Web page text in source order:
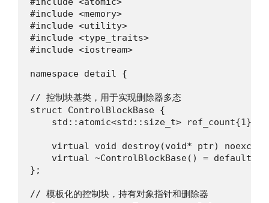
#include <memory>
#include <utility>
#include <type_traits>
#include <iostream>
namespace detail {
// 控制块基类，用于实现删除器多态
struct ControlBlockBase {
    std::atomic<std::size_t> ref_count{1};
virtual void destroy(void* ptr)
    virtual ~ControlBlockBase() = default;
};
// 模板化的控制块，持有对象指针和删除器